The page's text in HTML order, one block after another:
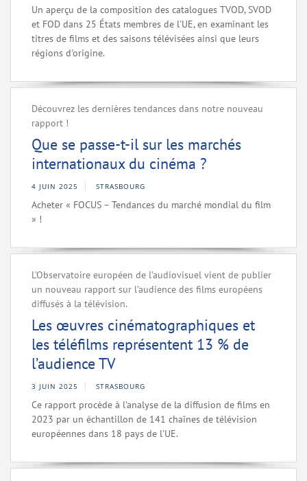
Un aperçu de la composition des catalogues TVOD, SVOD
et FOD dans 25 États membres de l'UE, en examinant les
titres de films et des saisons télévisées ainsi que leurs
régions d'origine.
Découvrez les dernières tendances dans notre nouveau
rapport !
Que se passe-t-il sur les marchés
internationaux du cinéma ?
4 JUIN 2025 STRASBOURG
Acheter « FOCUS – Tendances du marché mondial du film
» !
L’Observatoire européen de l’audiovisuel vient de publier
un nouveau rapport sur l’audience des films européens
diffusés à la télévision.
Les œuvres cinématographiques et
les téléfilms représentent 13 % de
l’audience TV
3 JUIN 2025 STRASBOURG
Ce rapport procède à l’analyse de la diffusion de films en
2023 par un échantillon de 141 chaînes de télévision
européennes dans 18 pays de l’UE.